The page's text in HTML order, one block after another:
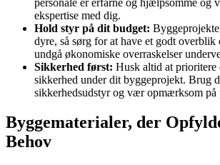
ekspertise med dig.
Hold styr på dit budget:
dyre, så sørg for at have et godt
undgå økonomiske overraskelser
Sikkerhed først: Husk altid at prioritere
sikkerhed under dit byggeprojekt. Brug
sikkerhedsudstyr og vær opmærksom på
Byggematerialer, der
Behov